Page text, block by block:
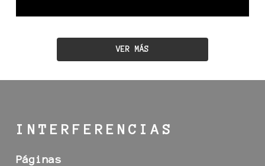
VER MÁS
INTERFERENCIAS
Páginas